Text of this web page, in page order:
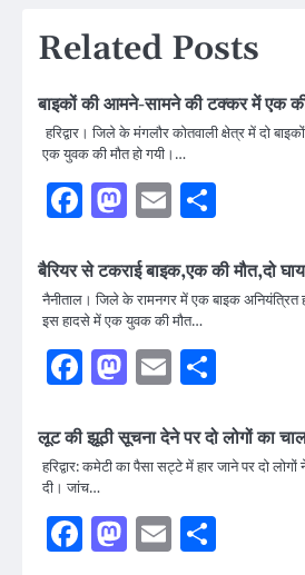
Related Posts
बाइकों की आमने-सामने की टक्कर में एक
हरिद्वार। जिले के मंगलौर कोतवाली क्षेत्र में दो
एक युवक की मौत हो गयी।…
Facebook
Mastodon
Email
बैरियर से टकराई बाइक,एक की मौत,दो
नैनीताल। जिले के रामनगर में एक बाइक अनियंत्रित
इस हादसे में एक युवक की मौत…
Facebook
Mastodon
Email
लूट की झूठी सूचना देने पर दो लोगों का
हरिद्वार: कमेटी का पैसा सट्टे में हार जाने पर दो
दी। जांच…
Facebook
Mastodon
Email